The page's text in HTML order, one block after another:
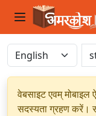
वेबसाइट एवम् मोबाइल
सदस्यता ग्रहण करें।